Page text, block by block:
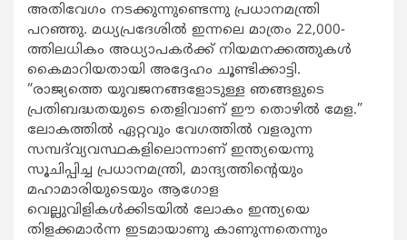
അതിവേഗം നടക്കുന്നുണ്ടെന്നു പ്രധാനമന്ത്രി
പറഞ്ഞു. മധ്യപ്രദേശിൽ ഇന്നലെ മാത്രം 22,000-
ത്തിലധികം അധ്യാപകർക്ക് നിയമനക്കത്തുകൾ
കൈമാറിയതായി അദ്ദേഹം ചൂണ്ടിക്കാട്ടി.
“രാജ്യത്തെ യുവജനങ്ങളോടുള്ള ഞങ്ങളുടെ
പ്രതിബദ്ധതയുടെ തെളിവാണ് ഈ തൊഴിൽ മേള.”
ലോകത്തിൽ ഏറ്റവും വേഗത്തിൽ വളരുന്ന
സമ്പദ്‌വ്യവസ്ഥകളിലൊന്നാണ് ഇന്ത്യയെന്നു
സൂചിപ്പിച്ച പ്രധാനമന്ത്രി, മാന്ദ്യത്തിന്റെയും
മഹാമാരിയുടെയും ആഗോള
വെല്ലുവിളികൾക്കിടയിൽ ലോകം ഇന്ത്യയെ
തിളക്കമാർന്ന ഇടമായാണു കാണുന്നതെന്നും